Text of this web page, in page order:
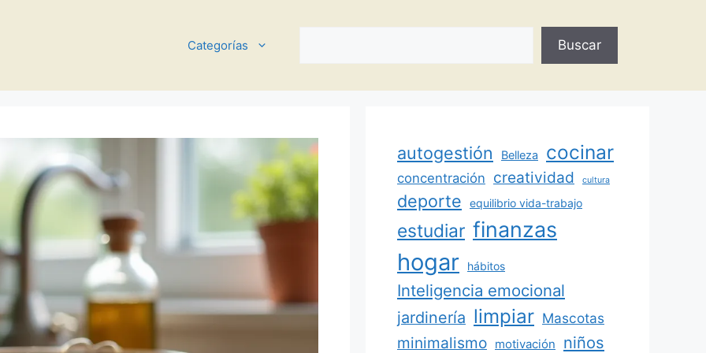
Categorías Buscar
autogestión Belleza cocinar
concentración creatividad cultura
deporte equilibrio vida-trabajo
estudiar finanzas
hogar hábitos
Inteligencia emocional
jardinería limpiar Mascotas
minimalismo motivación niños